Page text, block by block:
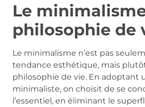
Le
philosophie de
Le minimalisme n’est pas
tendance esthétique, mais
philosophie de vie. En adoptant
minimaliste, on choisit de se
l’essentiel, en éliminant le